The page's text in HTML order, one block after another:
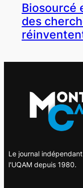
Biosourcé
des
Le journal
l'UQAM depuis 1980.